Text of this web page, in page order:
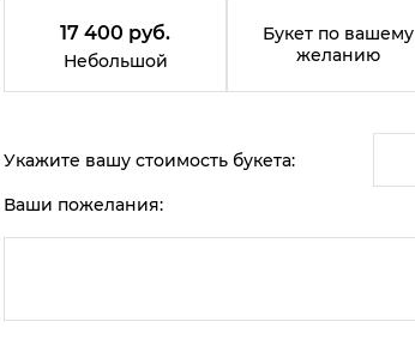
17 400 руб.
Небольшой
Букет по вашему
желанию
Укажите вашу стоимость букета:
Ваши пожелания: